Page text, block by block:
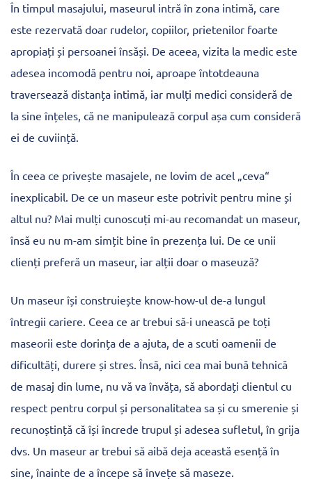
În timpul masajului, maseurul intră în zona intimă, care
este rezervată doar rudelor, copiilor, prietenilor foarte
apropiați și persoanei însăși. De aceea, vizita la medic este
adesea incomodă pentru noi, aproape întotdeauna
traversează distanța intimă, iar mulți medici consideră de
la sine înțeles, că ne manipulează corpul așa cum consideră
ei de cuviință.
În ceea ce privește masajele, ne lovim de acel „ceva“
inexplicabil. De ce un maseur este potrivit pentru mine și
altul nu? Mai mulți cunoscuți mi-au recomandat un maseur,
însă eu nu m-am simțit bine în prezența lui. De ce unii
clienți preferă un maseur, iar alții doar o maseuză?
Un maseur își construiește know-how-ul de-a lungul
întregii cariere. Ceea ce ar trebui să-i unească pe toți
maseorii este dorința de a ajuta, de a scuti oamenii de
dificultăți, durere și stres. Însă, nici cea mai bună tehnică
de masaj din lume, nu vă va învăța, să abordați clientul cu
respect pentru corpul și personalitatea sa și cu smerenie și
recunoștință că își încrede trupul și adesea sufletul, în grija
dvs. Un maseur ar trebui să aibă deja această esență în
sine, înainte de a începe să învețe să maseze.